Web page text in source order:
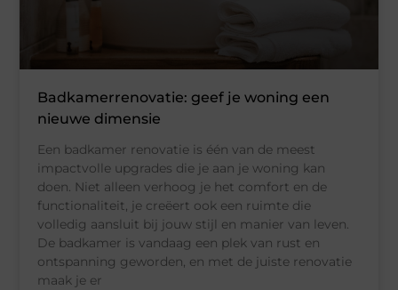
Badkamerrenovatie: geef je woning een
nieuwe dimensie
Een badkamer renovatie is één van de meest
impactvolle upgrades die je aan je woning kan
doen. Niet alleen verhoog je het comfort en de
functionaliteit, je creëert ook een ruimte die
volledig aansluit bij jouw stijl en manier van leven.
De badkamer is vandaag een plek van rust en
ontspanning geworden, en met de juiste renovatie
maak je er